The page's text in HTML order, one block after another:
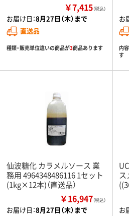
￥7,415（税込）
お届け日：8月27日（木）まで
直送品
種類・販売単位違いの商品が3商品あります
お
内
す
仙波糖化 カラメルソース 業
務用 4964348486116 1セット
(1kg×12本)（直送品）
￥16,947（税込）
お届け日：8月27日（木）まで
お